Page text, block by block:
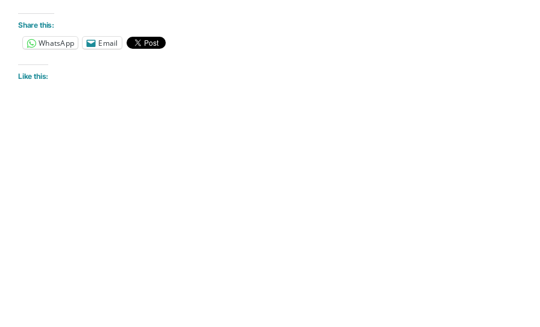
Share this:
WhatsApp Email
Like this: